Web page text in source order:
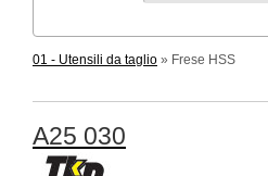
01 - Utensili da taglio » Frese HSS
A25 030